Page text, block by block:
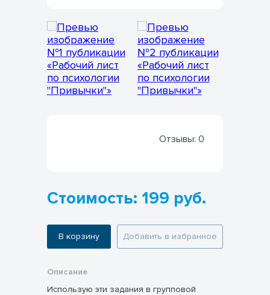
Отзывы: 0
Стоимость: 199 руб.
В корзину Добавить в избранное
Описание
Использую эти задания в групповой